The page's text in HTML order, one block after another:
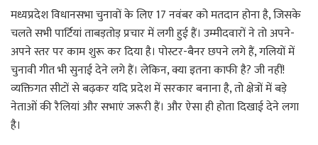
मध्यप्रदेश विधानसभा चुनावों के लिए 17 नवंबर को मतदान होना है, जिसके
चलते सभी पार्टियां ताबड़तोड़ प्रचार में लगी हुई हैं। उम्मीदवारों ने तो अपने-
अपने स्तर पर काम शुरू कर दिया है। पोस्टर-बैनर छपने लगे हैं, गलियों में
चुनावी गीत भी सुनाई देने लगे हैं। लेकिन, क्या इतना काफी है? जी नहीं!
व्यक्तिगत सीटों से बढ़कर यदि प्रदेश में सरकार बनाना है, तो क्षेत्रों में बड़े
नेताओं की रैलियां और सभाएं जरूरी हैं। और ऐसा ही होता दिखाई देने लगा
है।